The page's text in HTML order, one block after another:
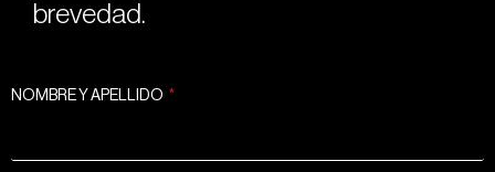
brevedad.
NOMBRE Y APELLIDO